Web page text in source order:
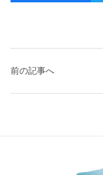
前の記事へ